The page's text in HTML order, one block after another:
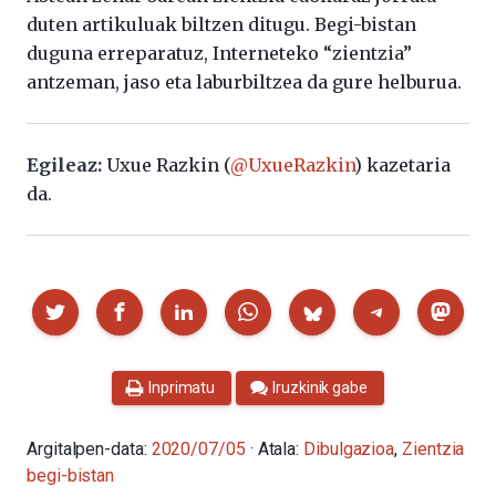
duten artikuluak biltzen ditugu. Begi-bistan
duguna erreparatuz, Interneteko “zientzia”
antzeman, jaso eta laburbiltzea da gure helburua.
Egileaz: Uxue Razkin (@UxueRazkin) kazetaria
da.
Partekatu
Inprimatu Iruzkinik gabe
Argitalpen-data: 2020/07/05 · Atala: Dibulgazioa, Zientzia
begi-bistan